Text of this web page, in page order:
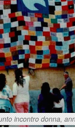
incontro donna,